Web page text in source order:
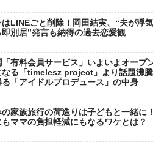
はLINEごと削除！岡田結実、“夫が浮気
即別居”発言も納得の過去恋愛観
有料会員サービス」いよいよオープ
なる「timelesz project」より話題沸騰
「アイドルプロデュース」の中身
家族旅行の荷造りは子どもと一緒に！
ママの負担軽減にもなるワケとは？